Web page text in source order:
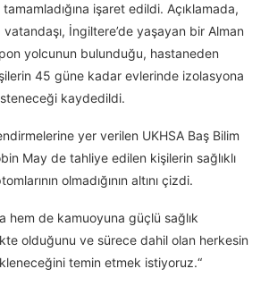
işaret edildi. Açıklamada,
İngiltere’de yaşayan bir Alman
yolcunun bulunduğu, hastaneden
45 güne kadar evlerinde izolasyona
kaydedildi.
yer verilen UKHSA Baş Bilim
May de tahliye edilen kişilerin sağlıklı
olmadığının altını çizdi.
hem de kamuoyuna güçlü sağlık
olduğunu ve sürece dahil olan herkesin
temin etmek istiyoruz.“